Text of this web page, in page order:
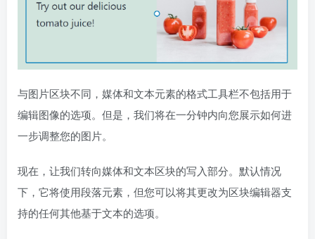
与图片区块不同，媒体和文本元素的格式工具栏不包括用于
编辑图像的选项。但是，我们将在一分钟内向您展示如何进
一步调整您的图片。
现在，让我们转向媒体和文本区块的写入部分。默认情况
下，它将使用段落元素，但您可以将其更改为区块编辑器支
持的任何其他基于文本的选项。